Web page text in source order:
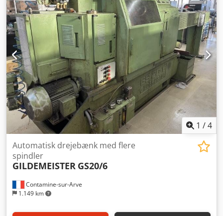
1 /4
Contamine-sur-Arve
1.149 km
Automatisk drejebænk med flere
spindler
GILDEMEISTER GS20/6